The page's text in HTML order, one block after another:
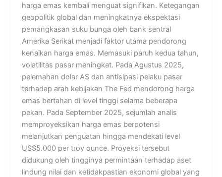
harga emas kembali menguat signifikan. Ketegangan
geopolitik global dan meningkatnya ekspektasi
pemangkasan suku bunga oleh bank sentral
Amerika Serikat menjadi faktor utama pendorong
kenaikan harga emas. Memasuki paruh kedua tahun,
volatilitas pasar meningkat. Pada Agustus 2025,
pelemahan dolar AS dan antisipasi pelaku pasar
terhadap arah kebijakan The Fed mendorong harga
emas bertahan di level tinggi selama beberapa
pekan. Pada September 2025, sejumlah analis
memproyeksikan harga emas berpotensi
melanjutkan penguatan hingga mendekati level
US$5.000 per troy ounce. Proyeksi tersebut
didukung oleh tingginya permintaan terhadap aset
lindung nilai dan ketidakpastian ekonomi global yang